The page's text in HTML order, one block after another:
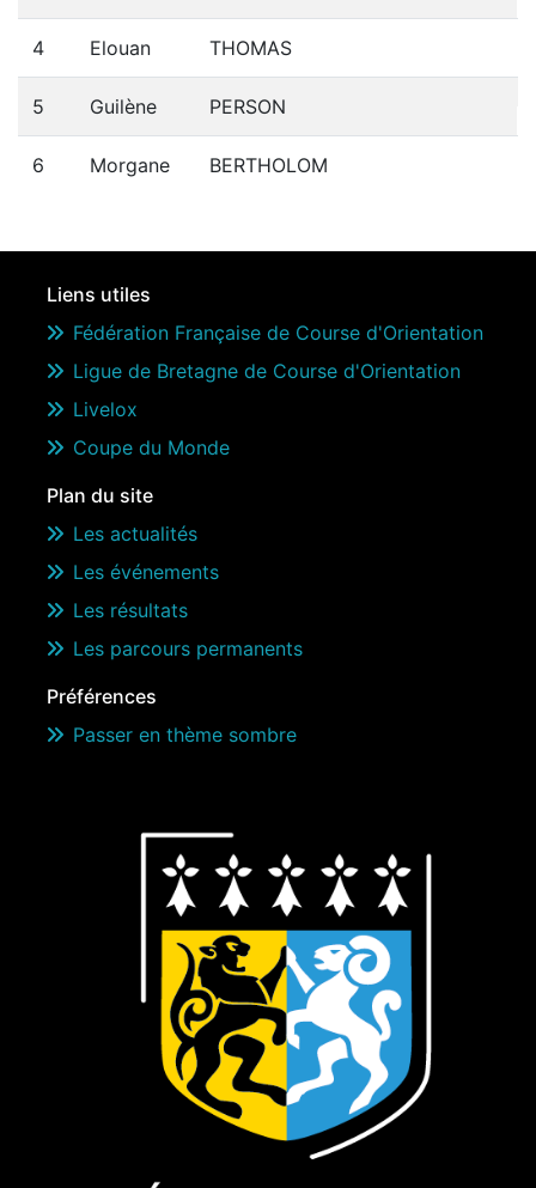
4 Elouan THOMAS
5 Guilène PERSON
6 Morgane BERTHOLOM
Liens utiles
Fédération Française de Course d'Orientation
Ligue de Bretagne de Course d'Orientation
Livelox
Coupe du Monde
Plan du site
Les actualités
Les événements
Les résultats
Les parcours permanents
Préférences
Passer en thème sombre